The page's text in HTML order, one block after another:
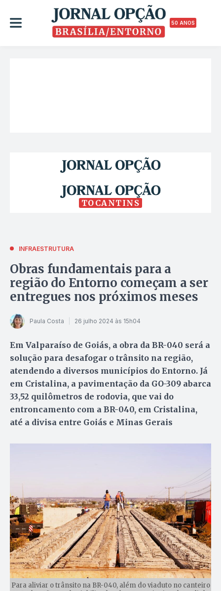
50 ANOS
TOCANTINS
INFRAESTRUTURA
Obras fundamentais para a
região do Entorno começam a ser
entregues nos próximos meses
Paula Costa 26 julho 2024 às 15h04
Em Valparaíso de Goiás, a obra da BR-040 será a
solução para desafogar o trânsito na região,
atendendo a diversos municípios do Entorno. Já
em Cristalina, a pavimentação da GO-309 abarca
33,52 quilômetros de rodovia, que vai do
entroncamento com a BR-040, em Cristalina,
até a divisa entre Goiás e Minas Gerais
Para aliviar o trânsito na BR-040, além do viaduto no canteiro